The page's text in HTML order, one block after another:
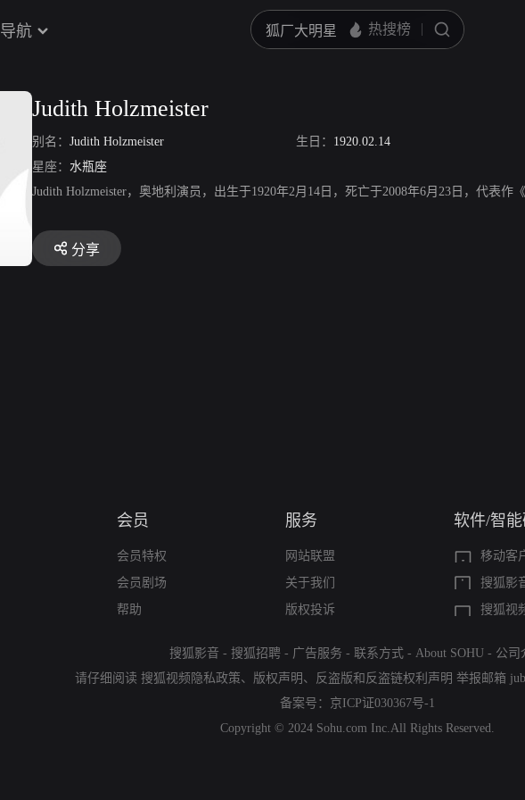
导航
Judith Holzmeister
别名： Judith Holzmeister 生日： 1920.02.14
星座： 水瓶座
Judith Holzmeister，奥地利演员，出生于1920年2月14日，死亡于2008年6月23日，代表作《
分享
会员
会员特权
会员剧场
帮助
服务
网站联盟
关于我们
版权投诉
软件/智
移动客
搜狐影
搜狐视
搜狐影音 - 搜狐招聘 - 广告服务 - 联系方式 - About SOHU - 公司
请仔细阅读 搜狐视频隐私政策、 版权声明 、 反盗版和反盗链权利声明 举报邮箱
备案号： 京ICP证030367号-1
Copyright © 2024 Sohu.com Inc.All Rights Reserved.